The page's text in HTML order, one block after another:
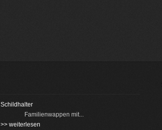
Schildhalter
Familienwappen mit...
>> weiterlesen